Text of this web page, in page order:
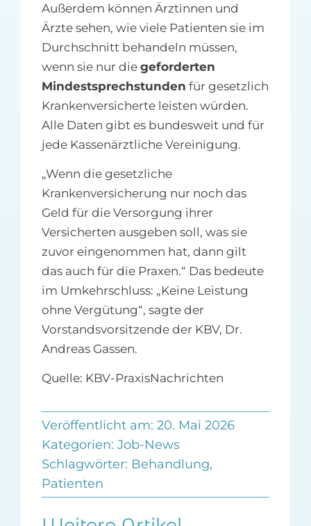
Außerdem können Ärztinnen und
Ärzte sehen, wie viele Patienten sie im
Durchschnitt behandeln müssen,
wenn sie nur die geforderten
Mindestsprechstunden für gesetzlich
Krankenversicherte leisten würden.
Alle Daten gibt es bundesweit und für
jede Kassenärztliche Vereinigung.
„Wenn die gesetzliche
Krankenversicherung nur noch das
Geld für die Versorgung ihrer
Versicherten ausgeben soll, was sie
zuvor eingenommen hat, dann gilt
das auch für die Praxen.“ Das bedeute
im Umkehrschluss: „Keine Leistung
ohne Vergütung“, sagte der
Vorstandsvorsitzende der KBV, Dr.
Andreas Gassen.
Quelle: KBV-PraxisNachrichten
Veröffentlicht am: 20. Mai 2026
Kategorien: Job-News
Schlagwörter: Behandlung,
Patienten